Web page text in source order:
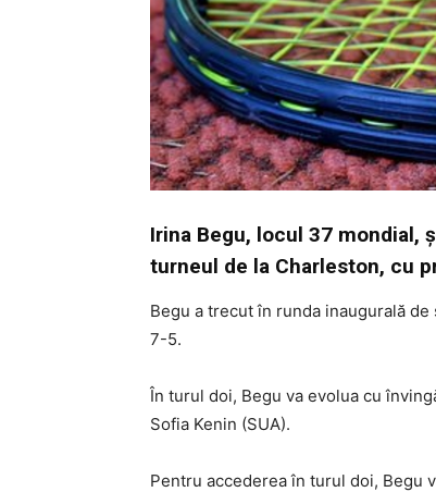
Irina Begu, locul 37 mondial,
turneul de la Charleston, cu
Begu a trecut în runda inaugurală
7-5.
În turul doi, Begu va evolua cu
Sofia Kenin (SUA).
Pentru accederea în turul doi, Begu